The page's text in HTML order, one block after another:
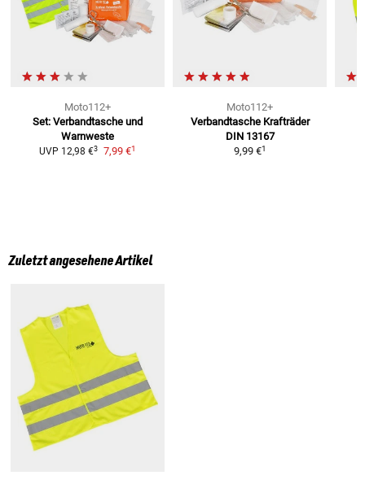
Moto112+
Set: Verbandtasche und
Warnweste
UVP 12,98 €3 7,99 €1
Moto112+
Verbandtasche Krafträder
DIN 13167
9,99 €1
Zuletzt angesehene Artikel